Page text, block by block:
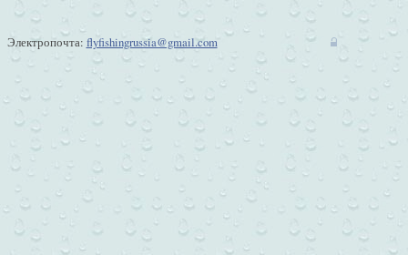
Электропочта: flyfishingrussia@gmail.com w